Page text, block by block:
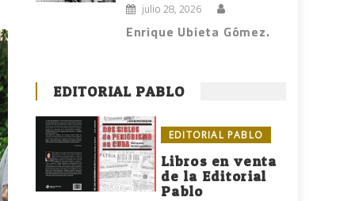
julio 28, 2026
Enrique Ubieta Gómez.
EDITORIAL PABLO
EDITORIAL PABLO
Libros en venta
de la Editorial
Pablo